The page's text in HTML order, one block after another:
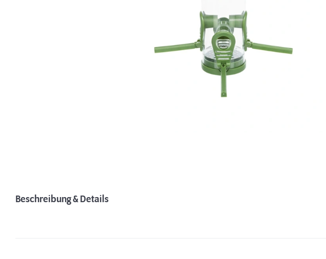
Beschreibung & Details